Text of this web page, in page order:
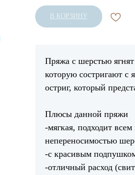
В КОРЗИНУ
Пряжа с шерстью
которую состригают с
остриг, который
Плюсы данной пряжи
-мягкая, подходит
непереносимостью
-с красивым
-отличный расход